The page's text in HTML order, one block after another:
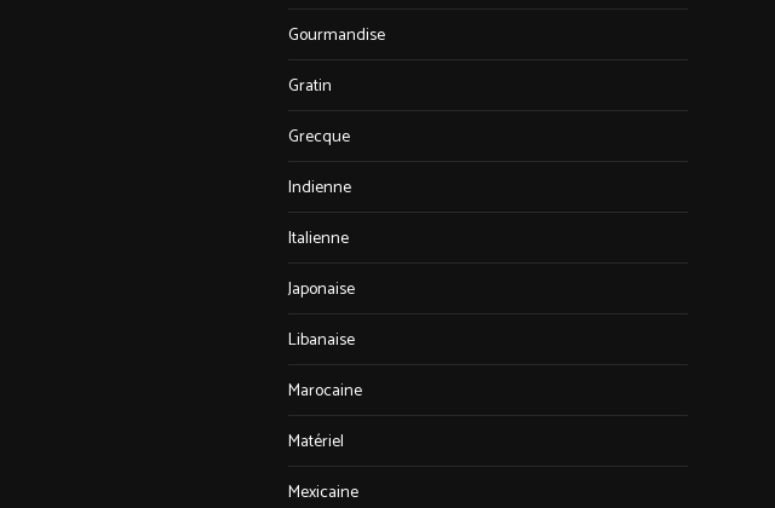
Gourmandise
Gratin
Grecque
Indienne
Italienne
Japonaise
Libanaise
Marocaine
Matériel
Mexicaine